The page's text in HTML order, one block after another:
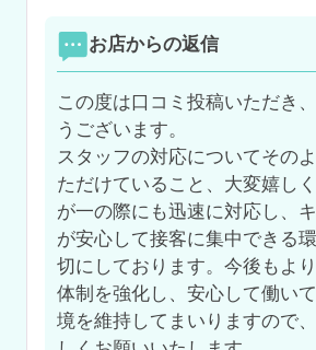
お店からの返信
この度は口コミ投稿いただき
うございます。
スタッフの対応についてその
ただけていること、大変嬉し
が一の際にも迅速に対応し、
が安心して接客に集中できる
切にしております。今後もよ
体制を強化し、安心して働い
境を維持してまいりますので